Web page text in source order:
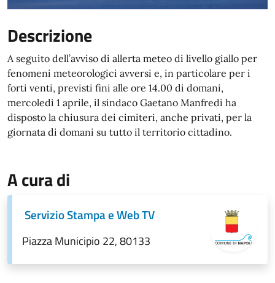
Descrizione
A seguito dell’avviso di allerta meteo di livello giallo per
fenomeni meteorologici avversi e, in particolare per i
forti venti, previsti fini alle ore 14.00 di domani,
mercoledì 1 aprile, il sindaco Gaetano Manfredi ha
disposto la chiusura dei cimiteri, anche privati, per la
giornata di domani su tutto il territorio cittadino.
A cura di
Servizio Stampa e Web TV
Piazza Municipio 22, 80133